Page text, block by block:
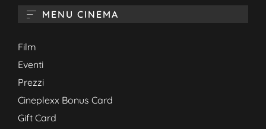
MENU CINEMA
Film
Eventi
Prezzi
Cineplexx Bonus Card
Gift Card